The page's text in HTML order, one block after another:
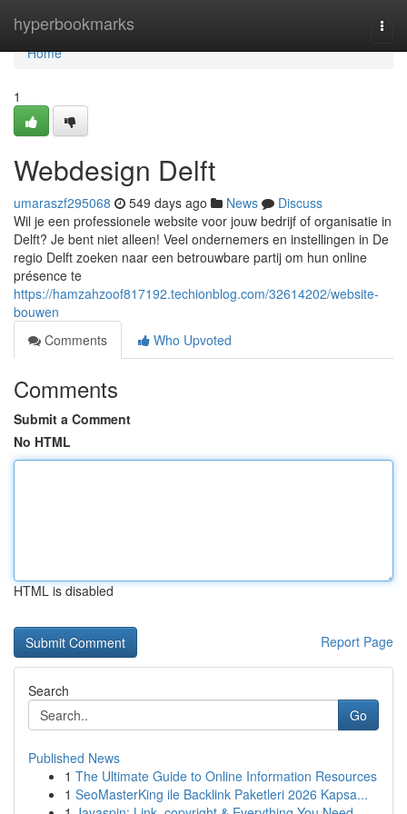
hyperbookmarks
Home
Home
1
Webdesign Delft
umaraszf295068 549 days ago News
Discuss
Wil je een professionele website voor jouw bedrijf of organisatie in
Delft? Je bent niet alleen! Veel ondernemers en instellingen in De
regio Delft zoeken naar een betrouwbare partij om hun online
présence te
https://hamzahzoof817192.techionblog.com/32614202/website-
bouwen
Comments
Who Upvoted
Comments
Submit a Comment
No HTML
HTML is disabled
Report Page
Search
Go
Published News
1 The Ultimate Guide to Online Information Resources
1 SeoMasterKing ile Backlink Paketleri 2026 Kapsa...